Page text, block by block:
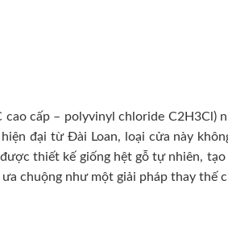
cấp – polyvinyl chloride C2H3Cl)
đại từ Đài Loan, loại cửa này
thiết kế giống hệt gỗ tự nhiên, tạo
chuộng như một giải pháp thay thế